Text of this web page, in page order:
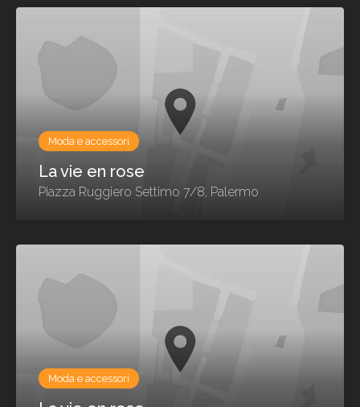
Moda e accessori
La vie en rose
Piazza Ruggiero Settimo 7/8, Palermo
Moda e accessori